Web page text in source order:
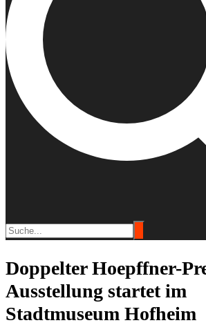
Doppelter Hoepffner-
Ausstellung startet im
Stadtmuseum Hofheim